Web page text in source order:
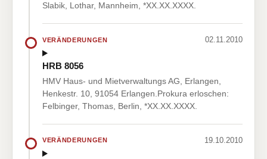
Slabik, Lothar, Mannheim, *XX.XX.XXXX.
VERÄNDERUNGEN 02.11.2010
HRB 8056
HMV Haus- und Mietverwaltungs AG, Erlangen,
Henkestr. 10, 91054 Erlangen.Prokura erloschen:
Felbinger, Thomas, Berlin, *XX.XX.XXXX.
VERÄNDERUNGEN 19.10.2010